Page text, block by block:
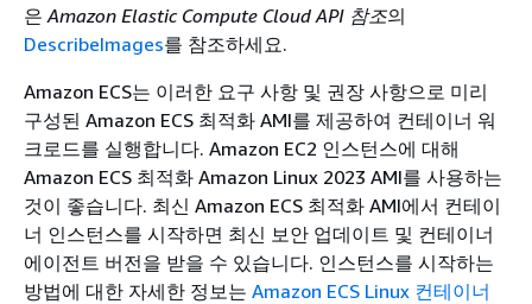
은Amazon Elastic Compute Cloud API 참조의
DescribeImages를 참조하세요.
Amazon ECS는 이러한 요구 사항 및 권장 사항으로 미리
구성된 Amazon ECS 최적화 AMI를 제공하여 컨테이너 워
크로드를 실행합니다. Amazon EC2 인스턴스에 대해
Amazon ECS 최적화 Amazon Linux 2023 AMI를 사용하는
것이 좋습니다. 최신 Amazon ECS 최적화 AMI에서 컨테이
너 인스턴스를 시작하면 최신 보안 업데이트 및 컨테이너
에이전트 버전을 받을 수 있습니다. 인스턴스를 시작하는
방법에 대한 자세한 정보는 Amazon ECS Linux 컨테이너